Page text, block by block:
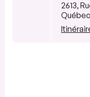
2613,
Québec